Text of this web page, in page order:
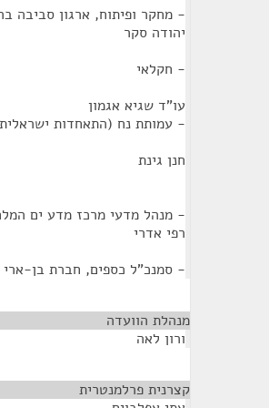
- מחקר ופיתוח, ארגון סביבה
יהודה סקר
- חקלאי
עו"ד שגיא אגמון
- עמותת נח (התאחדות
חנן גינת
- מנהל מדעי מרכז מדע ים
רפי אדרי
- סמנכ"ל כספים, חברת בן-ארי
מנהלת הוועדה
ורון לאה
קצרנית פרלמנטרית